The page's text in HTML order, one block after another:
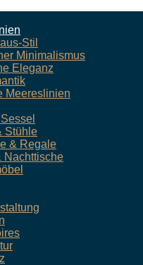
Stil
Minimalismus
Eleganz
Meereslinien
Stühle
& Regale
Nachttische